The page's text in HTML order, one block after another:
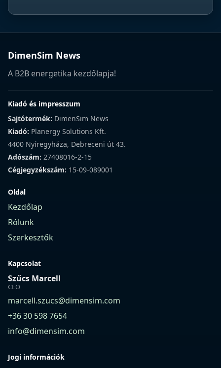
DimenSim News
A B2B energetika kezdőlapja!
Kiadó és impresszum
Sajtótermék: DimenSim News
Kiadó: Planergy Solutions Kft.
4400 Nyíregyháza, Debreceni út 43.
Adószám: 27408016-2-15
Cégjegyzékszám: 15-09-089001
Oldal
Kezdőlap
Rólunk
Szerkesztők
Kapcsolat
Szűcs Marcell
CEO
marcell.szucs@dimensim.com
+36 30 598 7654
info@dimensim.com
Jogi információk